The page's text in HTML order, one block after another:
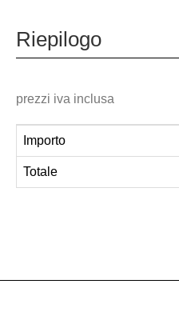
Riepilogo
prezzi iva inclusa
Importo
Totale